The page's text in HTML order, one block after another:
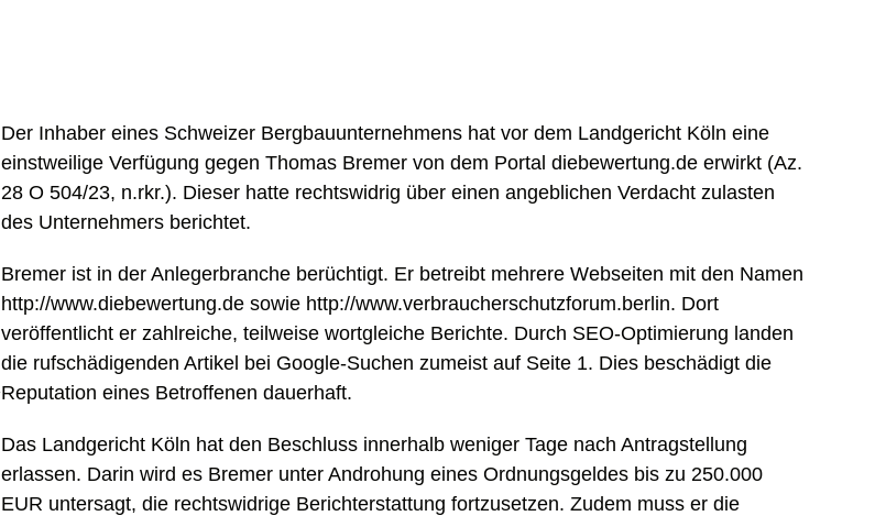
Der Inhaber eines Schweizer Bergbauunternehmens hat vor dem Landgericht Köln eine
einstweilige Verfügung gegen Thomas Bremer von dem Portal diebewertung.de erwirkt (Az.
28 O 504/23, n.rkr.). Dieser hatte rechtswidrig über einen angeblichen Verdacht zulasten
des Unternehmers berichtet.
Bremer ist in der Anlegerbranche berüchtigt. Er betreibt mehrere Webseiten mit den Namen
http://www.diebewertung.de sowie http://www.verbraucherschutzforum.berlin. Dort
veröffentlicht er zahlreiche, teilweise wortgleiche Berichte. Durch SEO-Optimierung landen
die rufschädigenden Artikel bei Google-Suchen zumeist auf Seite 1. Dies beschädigt die
Reputation eines Betroffenen dauerhaft.
Das Landgericht Köln hat den Beschluss innerhalb weniger Tage nach Antragstellung
erlassen. Darin wird es Bremer unter Androhung eines Ordnungsgeldes bis zu 250.000
EUR untersagt, die rechtswidrige Berichterstattung fortzusetzen. Zudem muss er die